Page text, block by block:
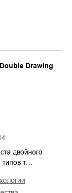
Drawing
двойного
типов т…